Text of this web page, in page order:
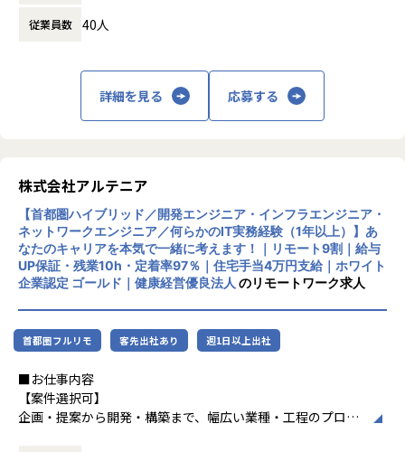
「要件定義などの上流工程に挑戦したい」
「AWS、Azureなどのクラウド案件に携わりたい」など…
希望次第では現在当社にない案件も探してくるので安心して
■フォロー体制・働き方
・アサイン前に、やりたいこと・やりたくないことを面談で
確認
・配属後は月1回の面談に加え、チャットでの相談が可能
・一人での参画の場合も、社内のメンターがフォロー
・平均残業時間：月10.5時間（全社平均）
■社員の声
＜入社1年目 エンジニア＞
前職では給与が低く、安定した生活をしたいと思い転職しま
した。
自分に無理のないレベルでの配属先を決めてくれて、
運用保守 → 構築 → 設計 → クラウド
件を決定します。
「構築に行きたい」「クラウドに挑戦したい」などの希望を
前提にアサインを行います。
＜主な開発案件事例＞
使用スキル：DjangoFW・Python
担当工程：調査・要件定義・基本設計・詳細設計・構築・製
造・テスト・リリース
担当者：30代後半・男性・入社4年目
-- 大手生命保険会社 資産運用システム --
使用スキル：Java
担当工程：基本設計・詳細設計・製造・テスト・リリース
担当者：30代前半・女性・入社2年目
-- 大手コンサル会社 社内システム運用 --
長を通じてビジネス変革を実現することを目
主な事業は、プロジェクトマネジメント、ソ
フトウェア開発、インフラソリューション開
発です。官公庁向けのMicrosoft 365移行（1
大規模案件の実績があります。近年は生成AI
関連プロジェクトにも注力しています。
リモートワーク率90％、有給取得率80％以
上、育休取得率100％と、働きやすい環境づ
くりにも力を入れています。住宅手当や資格
取得支援、技術書購入補助など福利厚生も充
実しています。
中長期的には「中小企業のAI開発で第一に想
です。
従業員数 40人
詳細を見る 応募する
株式会社アルテニア
【首都圏ハイブリッド／開発エンジニア・インフラエンジニア・
ネットワークエンジニア／何らかのIT実務経験（1年以上）】あ
なたのキャリアを本気で一緒に考えます！｜リモート9割｜給与
UP保証・残業10h・定着率97％｜住宅手当4万円支給｜ホワイト
企業認定 ゴールド｜健康経営優良法人 のリモートワーク求人
首都圏フルリモ 客先出社あり 週1日以上出社
■お仕事内容
【案件選択可】
企画・提案から開発・構築まで、幅広い業種・工程のプロジ